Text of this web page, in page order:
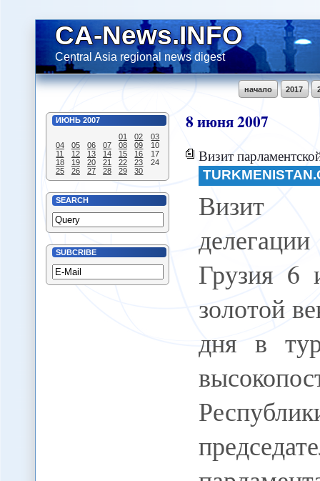
CA-News.INFO
Central Asia regional news digest
2017
начало
ИЮНЬ 2007
01
02
03
04
05 06 07 08 09
10
11
12 13 14 15 16
17
18
19 20 21 22 23
24
25
26 27 28 29 30
SEARCH
SUBCRIBE
8июня2007
Визит
Визит
Грузия 6
золотой
дня в